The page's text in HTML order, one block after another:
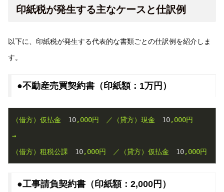
印紙税が発生する主なケースと仕訳例
以下に、印紙税が発生する代表的な書類ごとの仕訳例を紹介しま
す。
●不動産売買契約書（印紙額：1万円）
（借方）仮払金 10,000円 ／（貸方）現金 10,000円
→
（借方）租税公課
10,000円 ／（貸方）仮払金 10,000円
●工事請負契約書（印紙額：2,000円）